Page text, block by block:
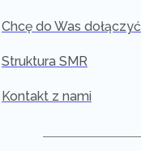
Chcę do Was dołączyć
Struktura SMR
Kontakt z nami